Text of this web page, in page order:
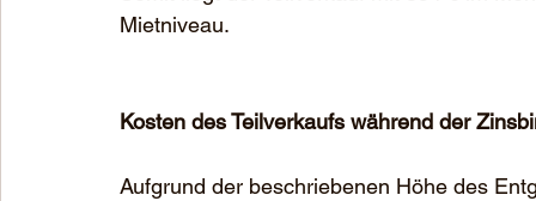
Mietniveau.
Kosten des Teilverkaufs während der
Aufgrund der beschriebenen Höhe des